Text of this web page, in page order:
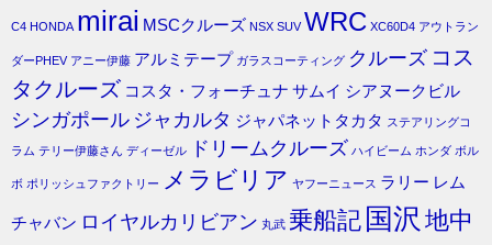
C4 HONDA mirai MSCクルーズ NSX SUV WRC XC60D4 アウトラン
ダーPHEV アニー伊藤 アルミテープ ガラスコーティング クルーズ コス
タクルーズ コスタ・フォーチュナ サムイ シアヌークビル
シンガポール ジャカルタ ジャパネットタカタ ステアリングコ
ラム テリー伊藤さん ディーゼル ドリームクルーズ ハイビーム ホンダ ボル
ボ ポリッシュファクトリー メラビリア ヤフーニュース ラリー レム
チャバン ロイヤルカリビアン 丸武 乗船記 国沢 地中